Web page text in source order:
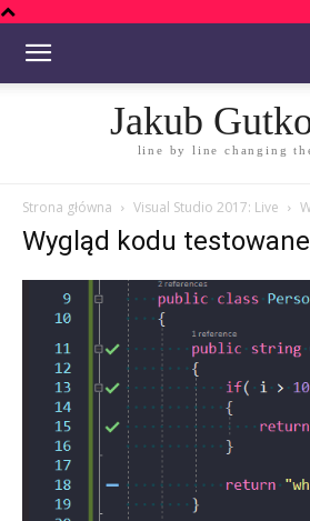
Jakub
line by line changing
Strona główna Visual Studio 2017: Live
Wygląd kodu